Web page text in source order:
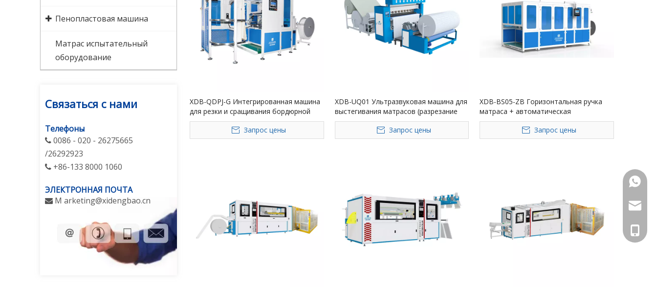
Пенопластовая машина
Матрас испытательный
оборудование
Связаться с нами
Телефоны
 0086 - 020 - 26275665
/26292923
 +86-133 8000 1060
ЭЛЕКТРОННАЯ ПОЧТА
 M arketing@xidengbao.cn
XDB-QDPJ-G Интегрированная машина
для резки и сращивания бордюрной
ленты матраса
Запрос цены
XDB-UQ01 Ультразвуковая машина для
выстегивания матрасов (разрезание
границ)
Запрос цены
XDB-BS05-ZB Горизонтальная ручка
матраса + автоматическая
производственная линия для шитья
передней этикеткиЗапрос цены
+86
+86